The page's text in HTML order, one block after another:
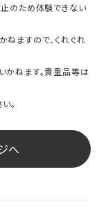
のため体験できない
ますので、くれぐれ
ねます。貴重品等は
。
へ